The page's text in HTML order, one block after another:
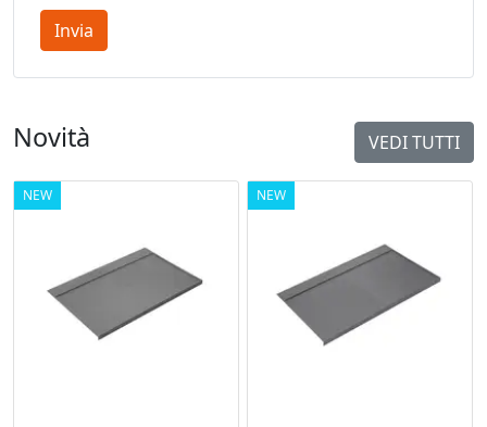
Invia
Novità VEDI TUTTI
NEW NEW